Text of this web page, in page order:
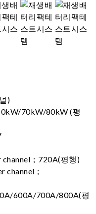
)
70kW/80kW (평
；720A(평행)
channel；
600A/700A/800A(평